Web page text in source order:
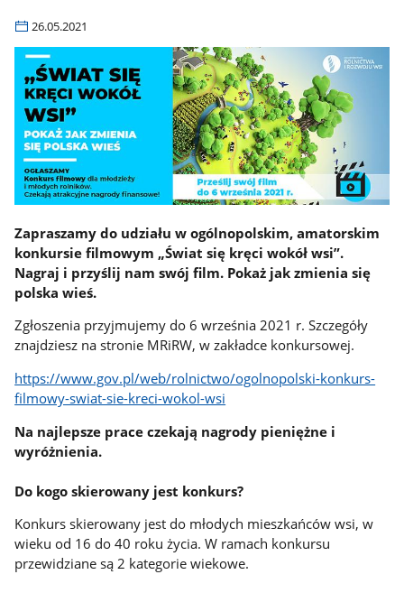
26.05.2021
Zapraszamy do udziału w ogólnopolskim, amatorskim
konkursie filmowym „Świat się kręci wokół wsi”.
Nagraj i przyślij nam swój film. Pokaż jak zmienia się
polska wieś.
Zgłoszenia przyjmujemy do 6 września 2021 r. Szczegóły
znajdziesz na stronie MRiRW, w zakładce konkursowej.
https://www.gov.pl/web/rolnictwo/ogolnopolski-konkurs-
filmowy-swiat-sie-kreci-wokol-wsi
Na najlepsze prace czekają nagrody pieniężne i
wyróżnienia.
Do kogo skierowany jest konkurs?
Konkurs skierowany jest do młodych mieszkańców wsi, w
wieku od 16 do 40 roku życia. W ramach konkursu
przewidziane są 2 kategorie wiekowe.